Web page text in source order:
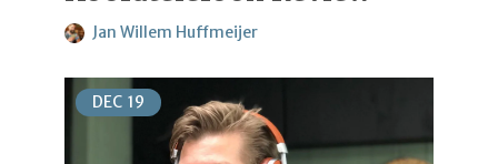
Jan Willem Huffmeijer
DEC 19